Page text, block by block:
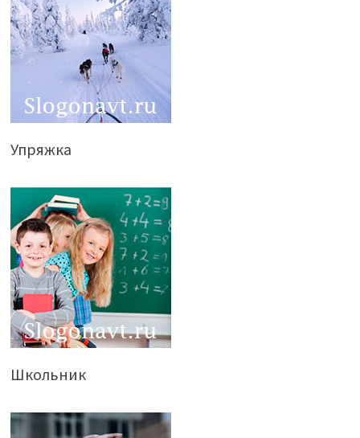
Упряжка
Школьник